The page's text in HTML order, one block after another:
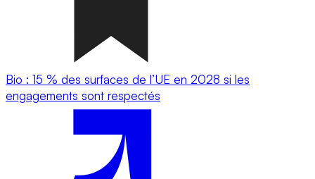
Bio : 15 % des surfaces de l’UE en 2028 si les
engagements sont respectés